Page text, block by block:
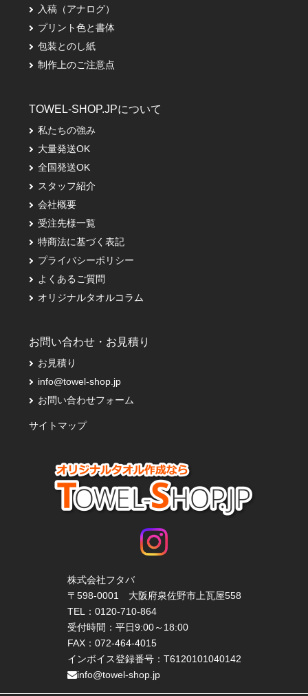
入稿（アナログ）
プリント色と書体
包装とのし紙
制作上のご注意点
TOWEL-SHOP.JPについて
私たちの強み
大量発送OK
全国発送OK
スタッフ紹介
会社概要
受注先様一覧
特商法に基づく表記
プライバシーポリシー
よくあるご質問
オリジナルタオルコラム
お問い合わせ・お見積り
お見積り
info@towel-shop.jp
お問い合わせフォーム
サイトマップ
株式会社フタバ
〒598-0001 大阪府泉佐野市上瓦屋558
TEL： 0120-710-864
受付時間：平日9:00～18:00
FAX：072-464-4015
インボイス登録番号：T6120101040142
info@towel-shop.jp